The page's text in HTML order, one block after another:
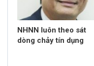
NHNN luôn theo sát
dòng chảy tín dụng